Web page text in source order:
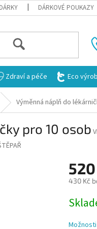
DÁRKOVÉ POUKAZY
Zdraví a péče Eco
Výměnná náplň do
pro 10 osob
430 Kč
cena: